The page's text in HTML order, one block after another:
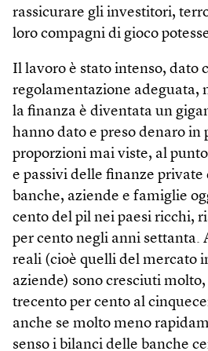
rassicurare gli investitori,
loro compagni di gioco
Il lavoro è stato intenso, dato
regolamentazione adeguata,
la finanza è diventata un
hanno dato e preso denaro in
proporzioni mai viste, al
e passivi delle finanze private
banche, aziende e famiglie
cento del pil nei paesi ricchi,
per cento negli anni settanta.
reali (cioè quelli del mercato
aziende) sono cresciuti
trecento per cento al
anche se molto meno
senso i bilanci delle banche